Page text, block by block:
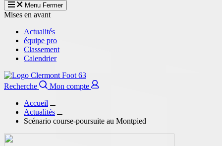
Menu Fermer
Mises en avant
Actualités
équipe pro
Classement
Calendrier
Recherche
Mon compte
Accueil
Actualités
Scénario course-poursuite au Montpied